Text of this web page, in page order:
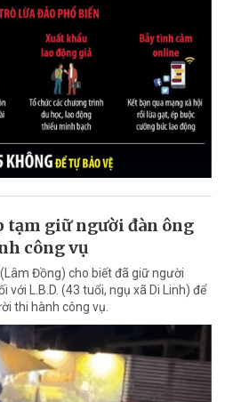
tạm giữ người đàn ông
công vụ
Đồng) cho biết đã giữ người
L.B.D. (43 tuổi, ngụ xã Di Linh) để
thi hành công vụ.